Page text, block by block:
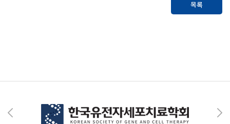
목록